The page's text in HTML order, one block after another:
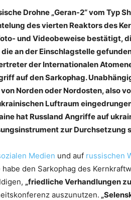
Drohne „Geran-2“ vom Typ
des vierten Reaktors des
und Videobeweise bestätigt,
an der Einschlagstelle
der Internationalen
auf den Sarkophag.
von Norden oder Nordosten, also
Luftraum
hat Russland Angriffe auf
zur Durchsetzung
Medien und auf russischen
habe den Sarkophag des
„friedliche Verhandlungen
auszunutzen.